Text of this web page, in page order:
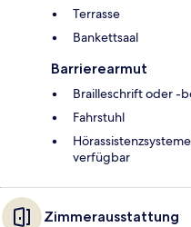
Terrasse
Bankettsaal
Barrierearmut
Brailleschrift oder -
Fahrstuhl
verfügbar
Zimmerausstattung